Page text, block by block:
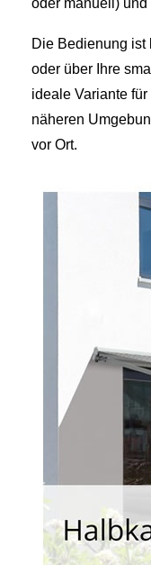
Die Bedienung ist
oder über Ihre
ideale Variante
näheren
vor Ort.